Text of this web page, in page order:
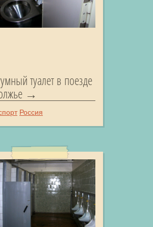
туалет в поезде
Россия